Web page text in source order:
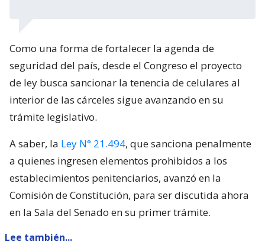
Como una forma de fortalecer la agenda de
seguridad del país, desde el Congreso el proyecto
de ley busca sancionar la tenencia de celulares al
interior de las cárceles sigue avanzando en su
trámite legislativo.
A saber, la Ley N° 21.494, que sanciona penalmente
a quienes ingresen elementos prohibidos a los
establecimientos penitenciarios, avanzó en la
Comisión de Constitución, para ser discutida ahora
en la Sala del Senado en su primer trámite.
Lee también...